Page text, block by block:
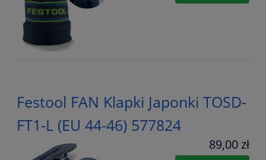
Festool FAN Klapki Japonki TOSD-
FT1-L (EU 44-46) 577824
89,00 zł